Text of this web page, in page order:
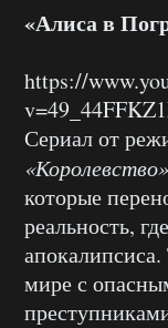
«Алиса в
https://
Сериал от
«Королевство»
которые
реальность,
мире с